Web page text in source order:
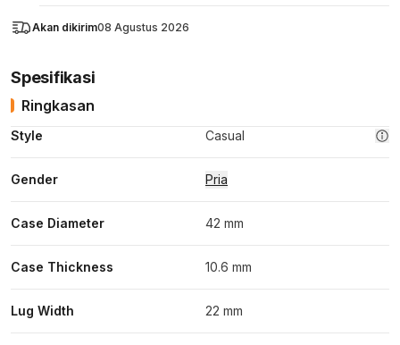
Akan dikirim08 Agustus 2026
Spesifikasi
Ringkasan
Style Casual
Gender Pria
Case Diameter 42 mm
Case Thickness 10.6 mm
Lug Width 22 mm